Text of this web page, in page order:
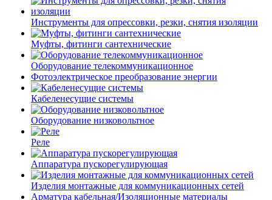
Инструменты для опрессовки, резки, снятия изоляции
Муфты, фитинги сантехнические
Оборудование телекоммуникационное
Фотоэлектрическое преобразование энергии
Кабеленесущие системы
Оборудование низковольтное
Реле
Аппаратура пускорегулирующая
Изделия монтажные для коммуникационных сетей
Арматура кабельная/Изоляционные материалы